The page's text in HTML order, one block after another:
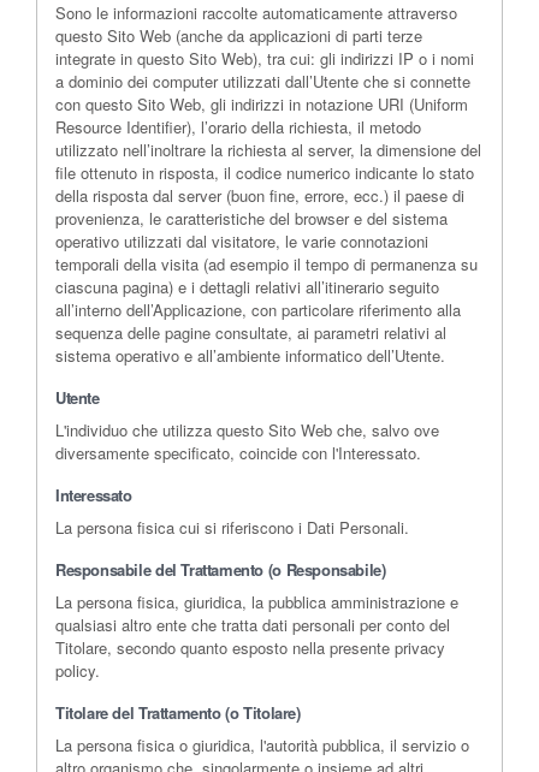
Sono le informazioni raccolte automaticamente attraverso
questo Sito Web (anche da applicazioni di parti terze
integrate in questo Sito Web), tra cui: gli indirizzi IP o i nomi
a dominio dei computer utilizzati dall’Utente che si connette
con questo Sito Web, gli indirizzi in notazione URI (Uniform
Resource Identifier), l’orario della richiesta, il metodo
utilizzato nell’inoltrare la richiesta al server, la dimensione del
file ottenuto in risposta, il codice numerico indicante lo stato
della risposta dal server (buon fine, errore, ecc.) il paese di
provenienza, le caratteristiche del browser e del sistema
operativo utilizzati dal visitatore, le varie connotazioni
temporali della visita (ad esempio il tempo di permanenza su
ciascuna pagina) e i dettagli relativi all’itinerario seguito
all’interno dell’Applicazione, con particolare riferimento alla
sequenza delle pagine consultate, ai parametri relativi al
sistema operativo e all’ambiente informatico dell’Utente.
Utente
L'individuo che utilizza questo Sito Web che, salvo ove
diversamente specificato, coincide con l'Interessato.
Interessato
La persona fisica cui si riferiscono i Dati Personali.
Responsabile del Trattamento (o Responsabile)
La persona fisica, giuridica, la pubblica amministrazione e
qualsiasi altro ente che tratta dati personali per conto del
Titolare, secondo quanto esposto nella presente privacy
policy.
Titolare del Trattamento (o Titolare)
La persona fisica o giuridica, l'autorità pubblica, il servizio o